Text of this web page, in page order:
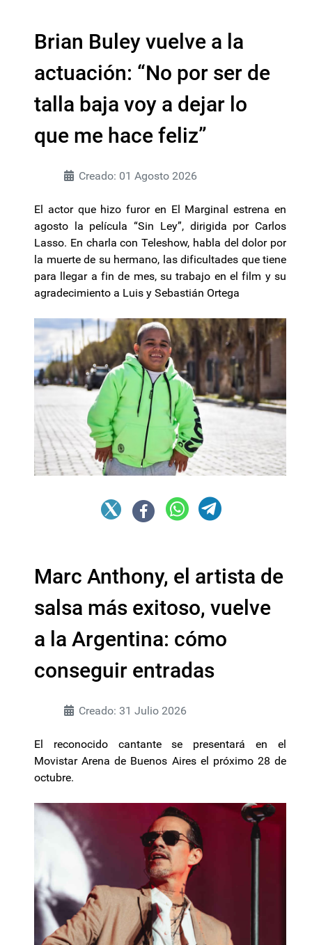
Brian Buley vuelve a la
actuación: “No por ser de
talla baja voy a dejar lo
que me hace feliz”
Creado: 01 Agosto 2026
El actor que hizo furor en El Marginal estrena en
agosto la película “Sin Ley”, dirigida por Carlos
Lasso. En charla con Teleshow, habla del dolor por
la muerte de su hermano, las dificultades que tiene
para llegar a fin de mes, su trabajo en el film y su
agradecimiento a Luis y Sebastián Ortega
Marc Anthony, el artista de
salsa más exitoso, vuelve
a la Argentina: cómo
conseguir entradas
Creado: 31 Julio 2026
El reconocido cantante se presentará en el
Movistar Arena de Buenos Aires el próximo 28 de
octubre.